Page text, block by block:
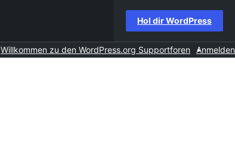
Hol dir WordPress
Willkommen zu den WordPress.org Supportforen Anmelden